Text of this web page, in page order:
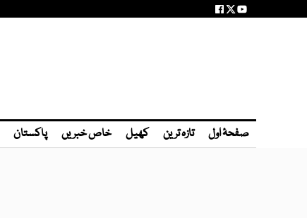
صفحۂ اول تازہ ترین کھیل خاص خبریں پاکستان